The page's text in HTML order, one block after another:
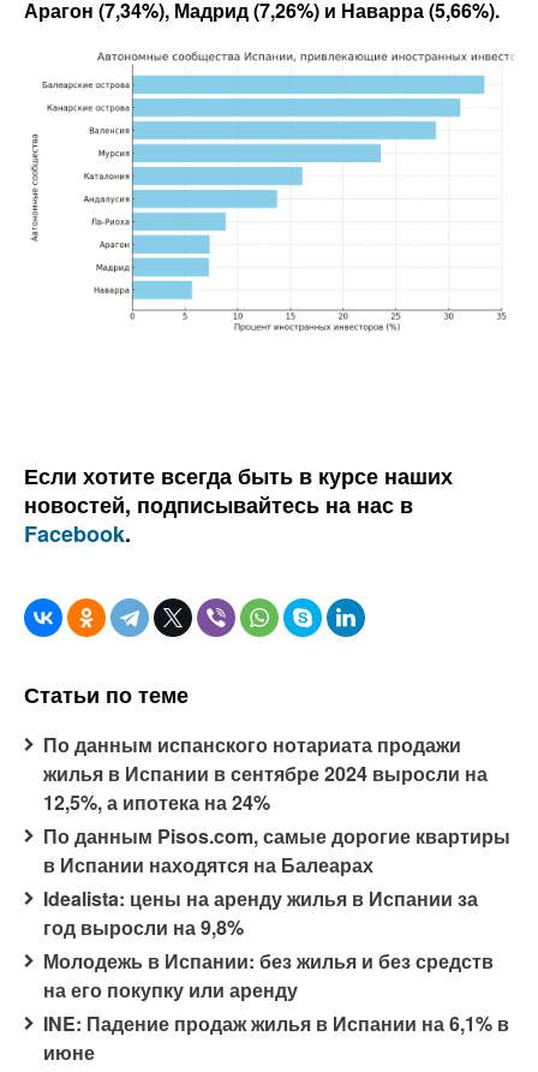
Арагон (7,34%), Мадрид (7,26%) и Наварра (5,66%).
Если хотите всегда быть в курсе наших
новостей, подписывайтесь на нас в
Facebook.
Статьи по теме
По данным испанского нотариата продажи
жилья в Испании в сентябре 2024 выросли на
12,5%, а ипотека на 24%
По данным Pisos.com, самые дорогие квартиры
в Испании находятся на Балеарах
Idealista: цены на аренду жилья в Испании за
год выросли на 9,8%
Молодежь в Испании: без жилья и без средств
на его покупку или аренду
INE: Падение продаж жилья в Испании на 6,1% в
июне